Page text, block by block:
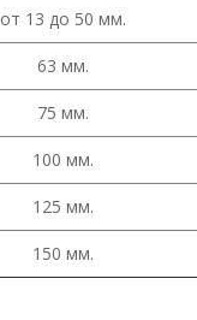
от 13 до 50 мм.
63 мм.
75 мм.
100 мм.
125 мм.
150 мм.